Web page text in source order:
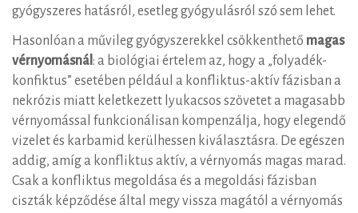
gyógyszeres hatásról, esetleg gyógyulásról szó sem lehet.
Hasonlóan a művileg gyógyszerekkel csökkenthető magas
vérnyomásnál : a biológiai értelem az, hogy a „folyadék-
konfiktus” esetében például a konfliktus-aktív fázisban a
nekrózis miatt keletkezett lyukacsos szövetet a magasabb
vérnyomással funkcionálisan kompenzálja, hogy elegendő
vizelet és karbamid kerülhessen kiválasztásra. De egészen
addig, amíg a konfliktus aktív, a vérnyomás magas marad.
Csak a konfliktus megoldása és a megoldási fázisban
ciszták képződése által megy vissza magától a vérnyomás